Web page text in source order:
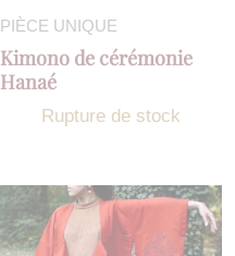
PIÈCE UNIQUE
Kimono de cérémonie
Hanaé
Rupture de stock